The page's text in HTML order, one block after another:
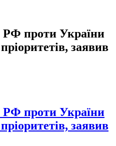
проти України
заявив
проти України
заявив